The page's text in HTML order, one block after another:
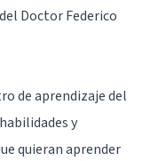
Doctor Federico
de aprendizaje del
y
quieran aprender